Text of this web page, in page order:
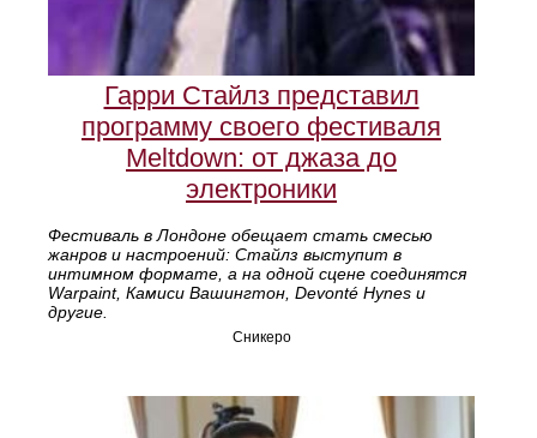
Гарри Стайлз представил
программу своего фестиваля
Meltdown: от джаза до
электроники
Фестиваль в Лондоне обещает стать смесью
жанров и настроений: Стайлз выступит в
интимном формате, а на одной сцене соединятся
Warpaint, Камиси Вашингтон, Devonté Hynes и
другие.
Сникеро